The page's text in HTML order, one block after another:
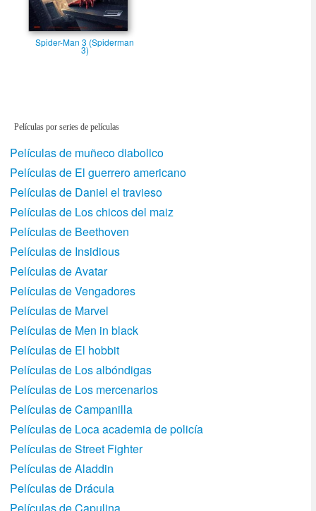
Spider-Man 3 (Spiderman
3)
Películas por series de películas
Películas de muñeco diabolico
Películas de El guerrero americano
Películas de Daniel el travieso
Películas de Los chicos del maiz
Películas de Beethoven
Películas de Insidious
Películas de Avatar
Películas de Vengadores
Películas de Marvel
Películas de Men in black
Películas de El hobbit
Películas de Los albóndigas
Películas de Los mercenarios
Películas de Campanilla
Películas de Loca academia de policí­a
Películas de Street Fighter
Películas de Aladdin
Películas de Drácula